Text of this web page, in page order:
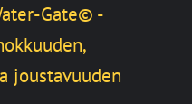
Gate© -
joustavuuden